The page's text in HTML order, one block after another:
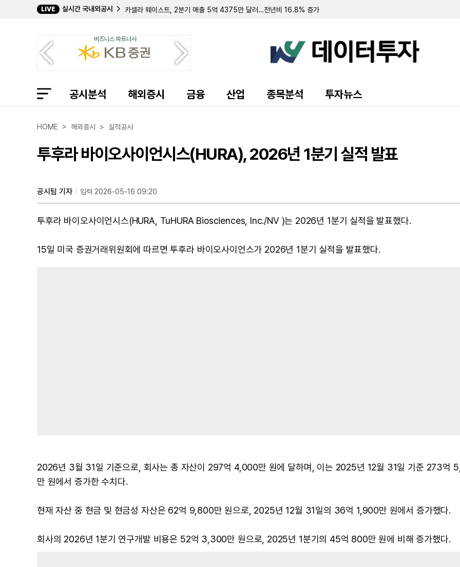
LIVE 실시간 국내외공시
카셀라 웨이스트, 2분기 매출 5억 4375만 달러…전년비 16.8% 증가
에어세일, 2분기 재고 자산 3760만 달러로 증가…MRO 및 기술 솔루션 부문 선전
리전스 파이낸셜, 보통주 배당금 13% 인상… 3분기 순이자마진 안정 전망
에버딘 백금 ETF, 2분기 순자산 26% 감소…백금 가격 하락 영향
프랭클린 리소시스, 7억 5000만 달러 규모 회사채 발행…신용공여액 상환 목적
바이오헤이븐, 신임 이사에 존 예티모글루 선임
에버딘 금 현물 ETF, 2분기 순자산 14.28% 감소…금값 하락 영향
서밋 호텔 프라퍼티스, 2억 달러 규모 보통주 ATM 발행 프로그램 가동
아카마이, 2억 500만 달러에 보안 기업 '레이어X' 인수
비즈니스 파트너사
공시분석 해외증시 금융 산업 종목분석 투자뉴스
HOME > 해외증시 > 실적공시
투후라 바이오사이언시스(HURA), 2026년 1분기 실적 발표
공시팀 기자 입력 2026-05-16 09:20
투후라 바이오사이언시스(HURA, TuHURA Biosciences, Inc./NV )는 2026년 1분기 실적을 발표했다.
15일 미국 증권거래위원회에 따르면 투후라 바이오사이언스가 2026년 1분기 실적을 발표했다.
2026년 3월 31일 기준으로, 회사는 총 자산이 297억 4,000만 원에 달하며, 이는 2025년 12월 31일 기준 273억
만 원에서 증가한 수치다.
현재 자산 중 현금 및 현금성 자산은 62억 9,800만 원으로, 2025년 12월 31일의 36억 1,900만 원에서 증가했다.
회사의 2026년 1분기 연구개발 비용은 52억 3,300만 원으로, 2025년 1분기의 45억 800만 원에 비해 증가했다.